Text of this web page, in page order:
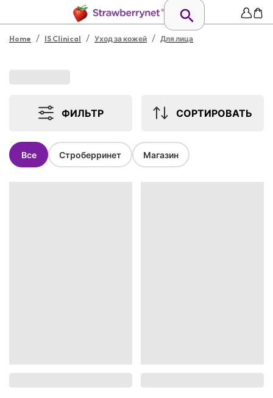
Home / IS Clinical / Уход за кожей / Для лица
ФИЛЬТР СОРТИРОВАТЬ
Все Строберринет Магазин